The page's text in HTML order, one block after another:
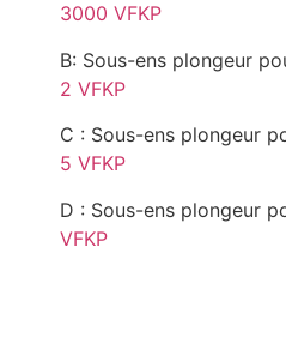
3000 VFKP
B: Sous-ens plongeur
2 VFKP
C : Sous-ens plongeur
5 VFKP
D : Sous-ens plongeur
VFKP